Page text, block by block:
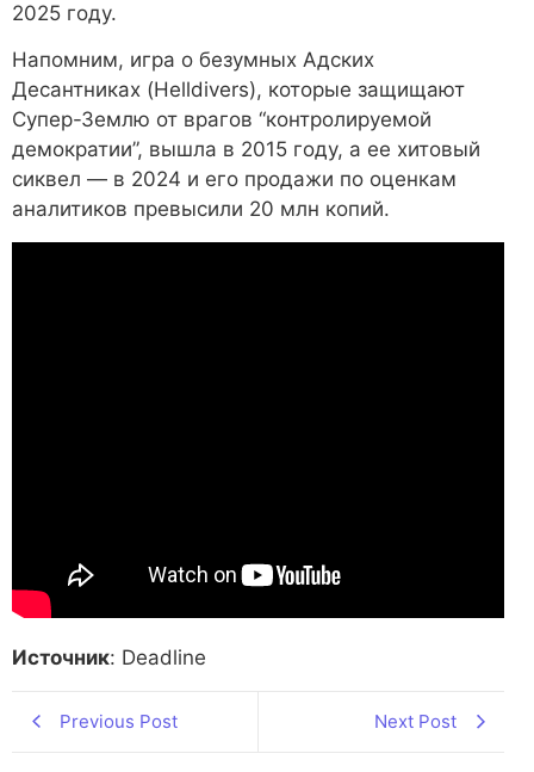
2025 году.
Напомним, игра о безумных Адских
Десантниках (Helldivers), которые защищают
Супер-Землю от врагов “контролируемой
демократии”, вышла в 2015 году, а ее хитовый
сиквел — в 2024 и его продажи по оценкам
аналитиков превысили 20 млн копий.
Источник: Deadline
Previous Post Next Post